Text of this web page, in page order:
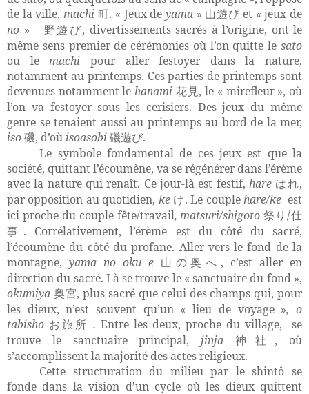
de la ville, machi 町. « Jeux deyama » 山遊び et « jeux de
no » 野遊び, divertissements sacrés à l’origine, ont le
même sens premier de cérémonies où l’on quitte le sato
ou lemachi pour aller festoyer dans la nature,
notamment au printemps. Ces parties de printemps sont
devenues notamment lehanami 花見, le « mirefleur », où
l’on va festoyer sous les cerisiers. Des jeux du même
genre se tenaient aussi au printemps au bord de la mer,
iso 磯, d’où isoasobi 磯遊び.
Le symbole fondamental de ces jeux est que la
société, quittant l’écoumène, va se régénérer dans l’érème
avec la nature qui renaît. Ce jour-là est festif, hare はれ,
par opposition au quotidien, ke け. Le couplehare/ke est
ici proche du couple fête/travail, matsuri/shigoto祭り/仕
事 . Corrélativement, l’érème est du côté du sacré,
l’écoumène du côté du profane. Aller vers le fond de la
montagne, yama no oku e 山の奥へ , c’est aller en
direction du sacré. Là se trouve le « sanctuaire du fond »,
okumiya 奥宮, plus sacré que celui des champs qui, pour
les dieux, n’est souvent qu’un « lieu de voyage », o
tabisho お旅所 . Entre les deux, proche du village,
se
trouve le sanctuaire principal, jinja 神社 , où
s’accomplissent la majorité des actes religieux.
Cette structuration du milieu par le shintô se
fonde dans la vision d’un cycle où les dieux quittent